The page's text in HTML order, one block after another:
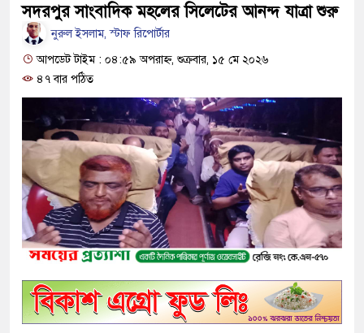
যাচ্ছে
দেড় লাখ টাকার গাছ ৫০ হাজারে
কোদাল
ফরিদপুরে ‘শ্মশান বন্ধু’ কানু সেন
সদরপুর সাংবাদিক মহলের সিলেটের আনন্দ যাত্রা শুরু
নুরুল ইসলাম, স্টাফ রিপোর্টার
আপডেট টাইম : ০৪:৫৯ অপরাহ্ন, শুক্রবার, ১৫ মে ২০২৬
৪৭ বার পঠিত